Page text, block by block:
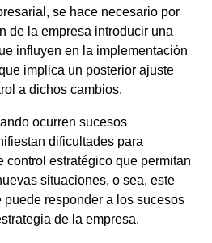
se hace necesario por
de la empresa introducir una
influyen en la implementación
implica un posterior ajuste
a dichos cambios.
ocurren sucesos
dificultades para
control estratégico que permitan
situaciones, o sea, este
puede responder a los sucesos
de la empresa.